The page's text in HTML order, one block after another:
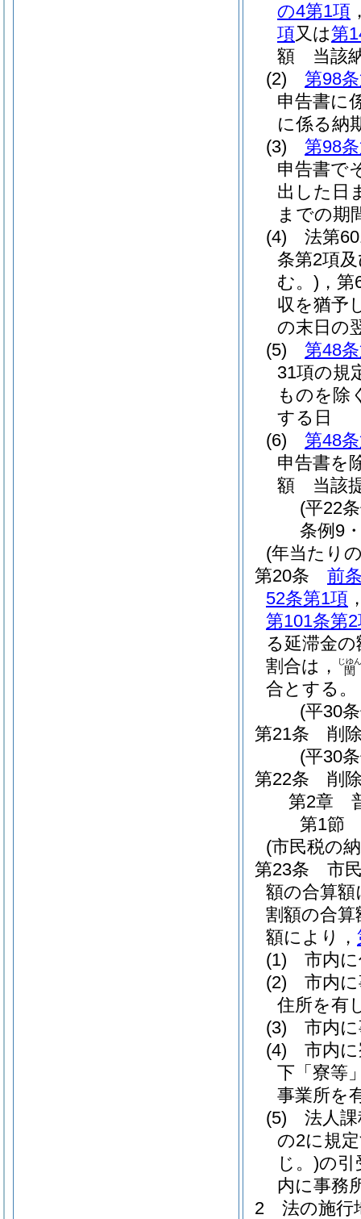
の4第1項
項又は第
額 当該
(2)
第98
申告書に
に係る納
(3)
第98
申告書で
出した日
までの期
(4)
法第
条第2項
む。) ，
収を猶予
の末日の
(5)
第48
31項の規
ものを除
する日
(6)
第48
申告書を
額 当該
(平22
条例9
(年当たり
第20条
前
52条第1項
第101条第
る延滞金
割合は，
閏
じゆん
合とする。
(平30
第21条
削
(平30
第22条
削
第2章
第1節
(市民税の
第23条
市
額の合算
割額の合
額により，
(1)
市内
(2)
市内
住所を有
(3)
市内
(4)
市内
下「寮等
事業所を
(5)
法人
の2に規
じ。)の引
内に事務
2
法の施行